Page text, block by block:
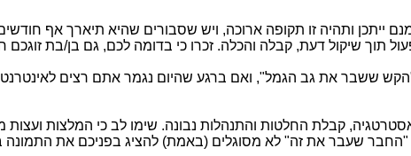
ייתכן ותהיה זו תקופה ארוכה, ויש שסבורים שהיא תיארך אף
תוך שיקול דעת, קבלה והכלה. זכרו כי בדומה לכם, גם בן/בת
ששבר את גב הגמל", ואם ברגע שהיום נגמר אתם רצים לאינטרנט
קבלת החלטות והתנהלות נבונה. שימו לב כי המלצות
שעבר את זה" לא מסוגלים (באמת) להציג בפניכם את התמונה